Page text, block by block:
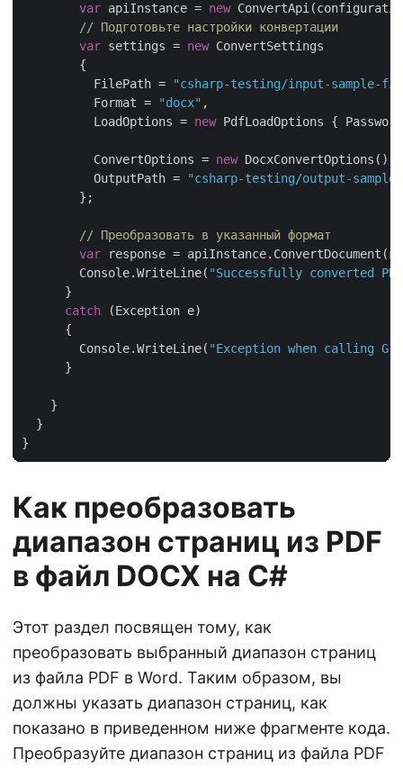
var apiInstance = new
// Подготовьте настройки конвертации
var settings = new ConvertSettings
        {
          FilePath =
"csharp-testing/input-sample-
          Format =
"docx" ,
          LoadOptions =
new PdfLoadOptions {
          ConvertOptions =
new DocxConvertOptions()
          OutputPath =
"csharp-testing/output-
        };
// Преобразовать в указанный формат
var response = apiInstance.ConvertDocument(
        Console.WriteLine(
"Successfully converted
      }
catch (Exception e)
      {
        Console.WriteLine(
"Exception when calling
      }
    }
  }
Как преобразовать
диапазон страниц из PDF
в файл DOCX на С#
Этот раздел посвящен тому, как
преобразовать выбранный диапазон страниц
из файла PDF в Word. Таким образом, вы
должны указать диапазон страниц, как
показано в приведенном ниже фрагменте кода.
Преобразуйте диапазон страниц из файла PDF